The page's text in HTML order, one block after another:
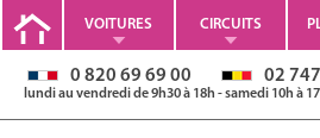
VOITURES CIRCUITS
0 820 69 69 00 02
lundi au vendredi de 9h30 à 18h - samedi 10h à